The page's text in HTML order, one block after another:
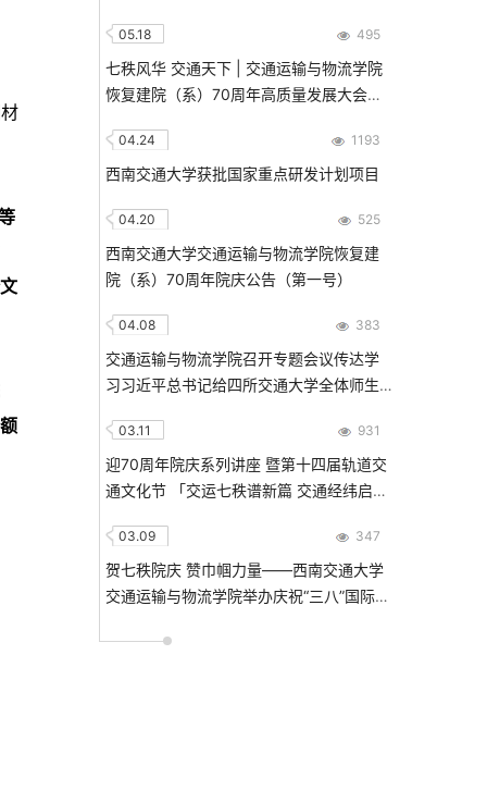
05.18 495
七秩风华 交通天下 | 交通运输与物流学院
恢复建院（系）70周年高质量发展大会隆
04.24 1193
西南交通大学获批国家重点研发计划项目
04.20 525
西南交通大学交通运输与物流学院恢复建
院（系）70周年院庆公告（第一号）
04.08 383
交通运输与物流学院召开专题会议传达学
习习近平总书记给四所交通大学全体师生
03.11 931
迎70周年院庆系列讲座 暨第十四届轨道交
通文化节 「交运七秩谱新篇 交通经纬启新
Alignment Problem in Transportation
Policy Making: An LLM Approach
03.09 347
贺七秩院庆 赞巾帼力量——西南交通大学
交通运输与物流学院举办庆祝“三八”国际劳